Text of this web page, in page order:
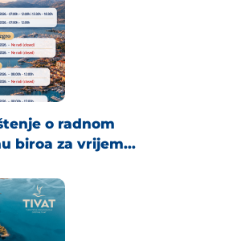
o radnom
biroa za vrijem...